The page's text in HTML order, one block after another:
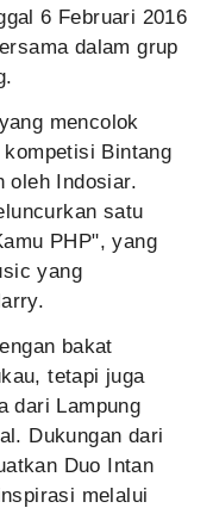
6 Februari 2016
dalam grup
mencolok
Bintang
oleh Indosiar.
satu
PHP", yang
yang
bakat
tetapi juga
dari Lampung
Dukungan dari
Duo Intan
melalui